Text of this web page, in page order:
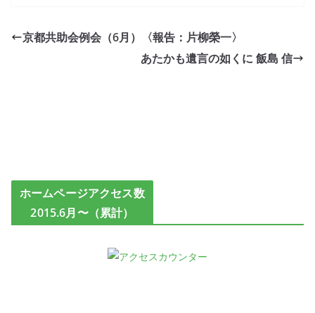
京都共助会例会（6月）〈報告：片柳榮一〉
あたかも遺言の如くに 飯島 信
ホームページアクセス数
2015.6月〜（累計）